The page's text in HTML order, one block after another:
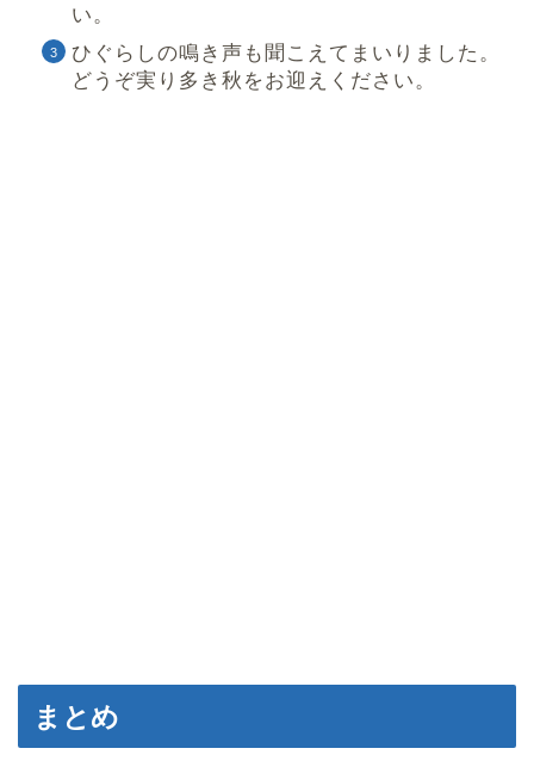
い。
ひぐらしの鳴き声も聞こえてまいりました。
どうぞ実り多き秋をお迎えください。
まとめ